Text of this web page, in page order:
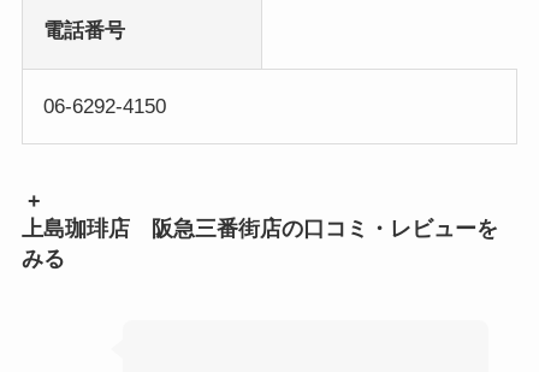
電話番号
06-6292-4150
+
上島珈琲店 阪急三番街店の口コミ・レビューを
みる